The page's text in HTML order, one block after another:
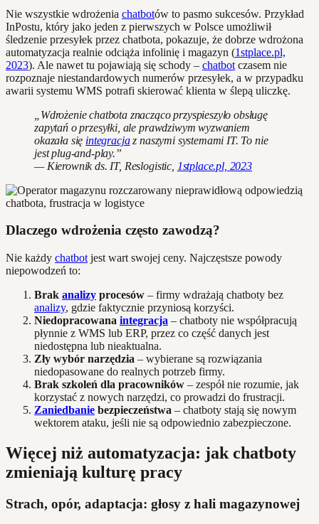
Nie wszystkie wdrożenia chatbotów to pasmo sukcesów. Przykład
InPostu, który jako jeden z pierwszych w Polsce umożliwił
śledzenie przesyłek przez chatbota, pokazuje, że dobrze wdrożona
automatyzacja realnie odciąża infolinię i magazyn (1stplace.pl,
2023). Ale nawet tu pojawiają się schody – chatbot czasem nie
rozpoznaje niestandardowych numerów przesyłek, a w przypadku
awarii systemu WMS potrafi skierować klienta w ślepą uliczkę.
„Wdrożenie chatbota znacząco przyspieszyło obsługę
zapytań o przesyłki, ale prawdziwym wyzwaniem
okazała się integracjaz naszymi systemami IT. To nie
jest plug-and-play.”
— Kierownik ds. IT, Reslogistic, 1stplace.pl, 2023
Dlaczego wdrożenia często zawodzą?
Nie każdy chatbot jest wart swojej ceny. Najczęstsze powody
niepowodzeń to:
Brak analizy procesów – firmy wdrażają chatboty bez
analizy, gdzie faktycznie przyniosą korzyści.
Niedopracowana integracja – chatboty nie współpracują
płynnie z WMS lub ERP, przez co część danych jest
niedostępna lub nieaktualna.
Zły wybór narzędzia – wybierane są rozwiązania
niedopasowane do realnych potrzeb firmy.
Brak szkoleń dla pracowników – zespół nie rozumie, jak
korzystać z nowych narzędzi, co prowadzi do frustracji.
Zaniedbanie bezpieczeństwa – chatboty stają się nowym
wektorem ataku, jeśli nie są odpowiednio zabezpieczone.
Więcej niż automatyzacja: jak chatboty
zmieniają kulturę pracy
Strach, opór, adaptacja: głosy z hali magazynowej